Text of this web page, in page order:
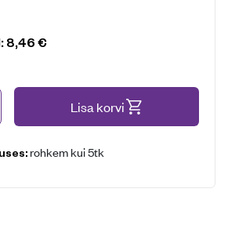
8,46€
Lisa korvi
rohkem kui 5tk